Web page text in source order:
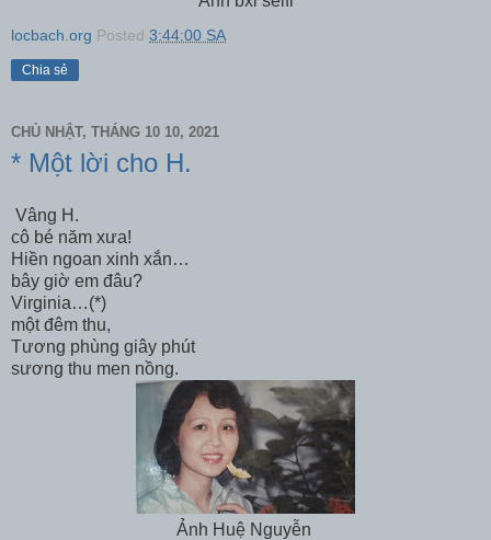
locbach.org Posted 3:44:00 SA
Chia sẻ
CHỦ NHẬT, THÁNG 10 10, 2021
* Một lời cho H.
Vâng H.
cô bé năm xưa!
Hiền ngoan xinh xắn…
bây giờ em đâu?
Virginia…(*)
một đêm thu,
Tương phùng giây phút
sương thu men nồng.
Ảnh Huệ Nguyễn